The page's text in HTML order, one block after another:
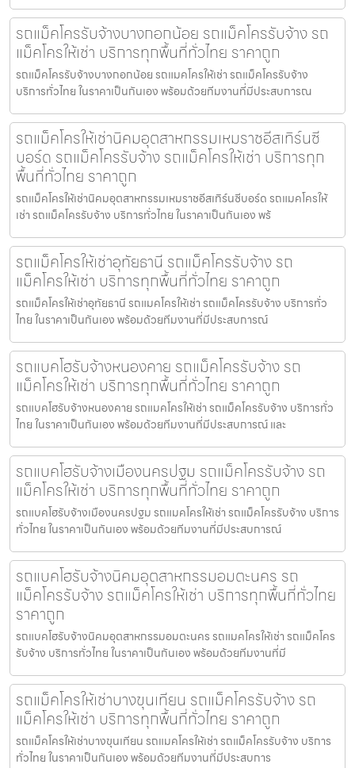
รถแม็คโครรับจ้างบางกอกน้อย รถแม็คโครรับจ้าง รถ
แม็คโครให้เช่า บริการทุกพื้นที่ทั่วไทย ราคาถูก
รถแม็คโครรับจ้างบางกอกน้อย รถแมคโครให้เช่า รถแม็คโครรับจ้าง
บริการทั่วไทย ในราคาเป็นกันเอง พร้อมด้วยทีมงานที่มีประสบการณ
รถแม็คโครให้เช่านิคมอุตสาหกรรมเหมราชอีสเทิร์นซี
บอร์ด รถแม็คโครรับจ้าง รถแม็คโครให้เช่า บริการทุก
พื้นที่ทั่วไทย ราคาถูก
รถแม็คโครให้เช่านิคมอุตสาหกรรมเหมราชอีสเทิร์นซีบอร์ด รถแมคโครให้
เช่า รถแม็คโครรับจ้าง บริการทั่วไทย ในราคาเป็นกันเอง พร้
รถแม็คโครให้เช่าอุทัยธานี รถแม็คโครรับจ้าง รถ
แม็คโครให้เช่า บริการทุกพื้นที่ทั่วไทย ราคาถูก
รถแม็คโครให้เช่าอุทัยธานี รถแมคโครให้เช่า รถแม็คโครรับจ้าง บริการทั่ว
ไทย ในราคาเป็นกันเอง พร้อมด้วยทีมงานที่มีประสบการณ์
รถแบคโฮรับจ้างหนองคาย รถแม็คโครรับจ้าง รถ
แม็คโครให้เช่า บริการทุกพื้นที่ทั่วไทย ราคาถูก
รถแบคโฮรับจ้างหนองคาย รถแมคโครให้เช่า รถแม็คโครรับจ้าง บริการทั่ว
ไทย ในราคาเป็นกันเอง พร้อมด้วยทีมงานที่มีประสบการณ์ และ
รถแบคโฮรับจ้างเมืองนครปฐม รถแม็คโครรับจ้าง รถ
แม็คโครให้เช่า บริการทุกพื้นที่ทั่วไทย ราคาถูก
รถแบคโฮรับจ้างเมืองนครปฐม รถแมคโครให้เช่า รถแม็คโครรับจ้าง บริการ
ทั่วไทย ในราคาเป็นกันเอง พร้อมด้วยทีมงานที่มีประสบการณ์
รถแบคโฮรับจ้างนิคมอุตสาหกรรมอมตะนคร รถ
แม็คโครรับจ้าง รถแม็คโครให้เช่า บริการทุกพื้นที่ทั่วไทย
ราคาถูก
รถแบคโฮรับจ้างนิคมอุตสาหกรรมอมตะนคร รถแมคโครให้เช่า รถแม็คโคร
รับจ้าง บริการทั่วไทย ในราคาเป็นกันเอง พร้อมด้วยทีมงานที่มี
รถแม็คโครให้เช่าบางขุนเทียน รถแม็คโครรับจ้าง รถ
แม็คโครให้เช่า บริการทุกพื้นที่ทั่วไทย ราคาถูก
รถแม็คโครให้เช่าบางขุนเทียน รถแมคโครให้เช่า รถแม็คโครรับจ้าง บริการ
ทั่วไทย ในราคาเป็นกันเอง พร้อมด้วยทีมงานที่มีประสบการ